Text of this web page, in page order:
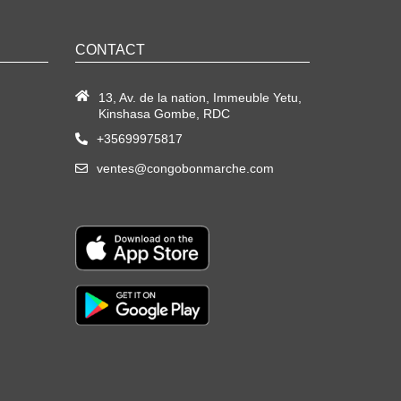
CONTACT
13, Av. de la nation, Immeuble Yetu,
Kinshasa Gombe, RDC
+35699975817
ventes@congobonmarche.com